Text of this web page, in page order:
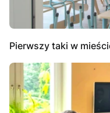
Pierwszy taki w